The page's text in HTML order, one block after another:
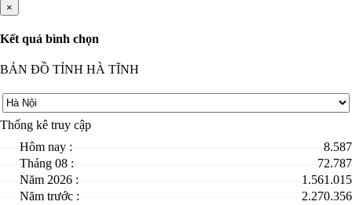
×
Kết quả bình chọn
BẢN ĐỒ TỈNH HÀ TĨNH
Thống kê truy cập
Hôm nay :
8.587
Tháng 08 :
72.787
Năm 2026 :
1.561.015
Năm trước :
2.270.356